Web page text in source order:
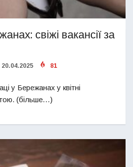
свіжі вакансії за
20.04.2025 81
у Бережанах у квітні
(більше…)